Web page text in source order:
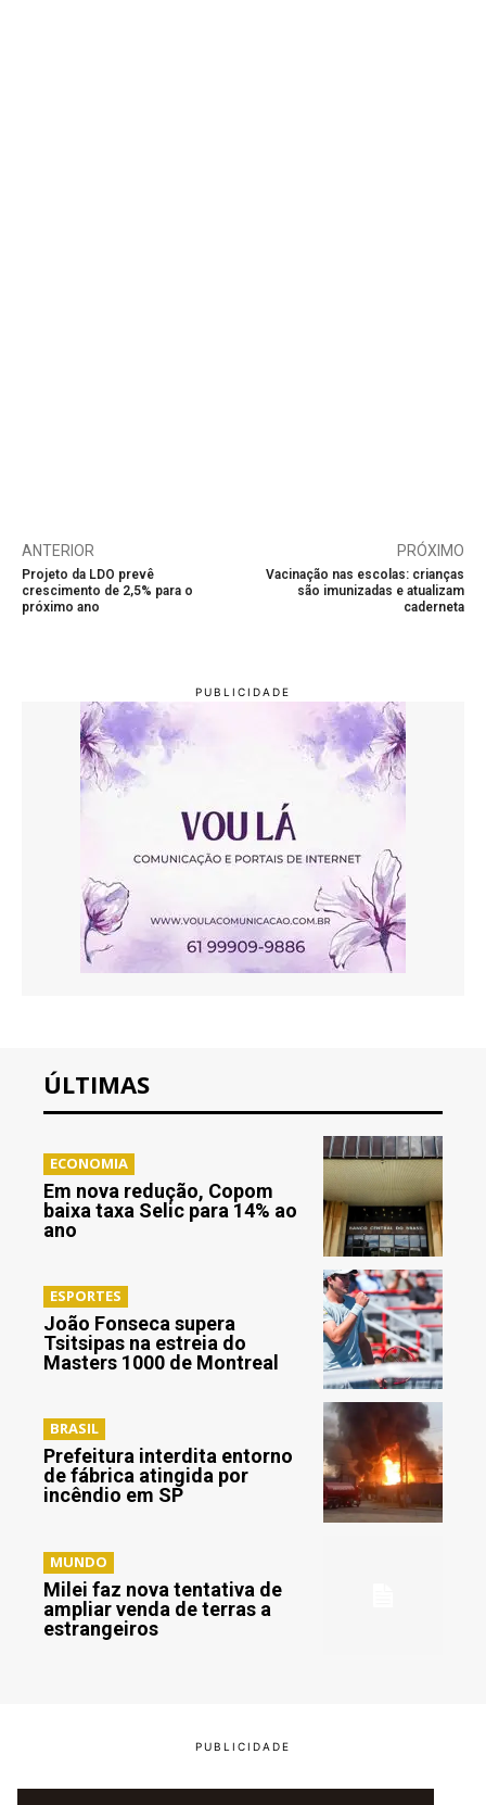
ANTERIOR
Projeto da LDO prevê
crescimento de 2,5% para o
próximo ano
PRÓXIMO
Vacinação nas escolas: crianças
são imunizadas e atualizam
caderneta
ÚLTIMAS
ECONOMIA
Em nova redução, Copom
baixa taxa Selic para 14% ao
ano
ESPORTES
João Fonseca supera
Tsitsipas na estreia do
Masters 1000 de Montreal
BRASIL
Prefeitura interdita entorno
de fábrica atingida por
incêndio em SP
MUNDO
Milei faz nova tentativa de
ampliar venda de terras a
estrangeiros